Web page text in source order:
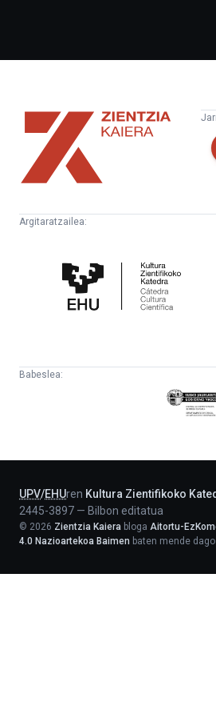
Zientzia
Kaiera
Argitaratzailea:
Zientifikoko
Katedra
Babeslea:
Eusko
Jaurlaritza
UPV/EHUren Kultura Zientifikoko
2445-3897 — Bilbon editatua
© 2026 Zientzia Kaiera bloga Aitortu-
4.0 Nazioartekoa Baimen baten mende dago